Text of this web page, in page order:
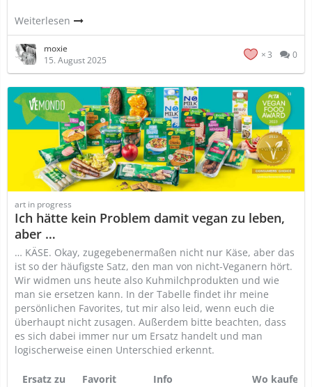
Weiterlesen
moxie
15. August 2025
3 0
art in progress
Ich hätte kein Problem damit vegan zu leben,
aber …
… KÄSE. Okay, zugegebenermaßen nicht nur Käse, aber das
ist so der häufigste Satz, den man von nicht-Veganern hört.
Wir widmen uns heute also Kuhmilchprodukten und wie
man sie ersetzen kann. In der Tabelle findet ihr meine
persönlichen Favorites, tut mir also leid, wenn euch die
überhaupt nicht zusagen. Außerdem bitte beachten, dass
es sich dabei immer nur um Ersatz handelt und man
logischerweise einen Unterschied erkennt.
Ersatz zu Favorit Info Wo kaufen?